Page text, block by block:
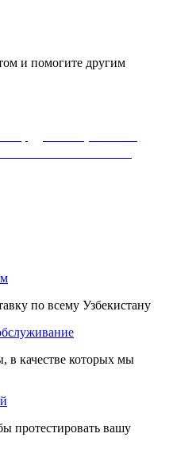
и помогите другим
по всему Узбекистану
в качестве которых мы
протестировать вашу